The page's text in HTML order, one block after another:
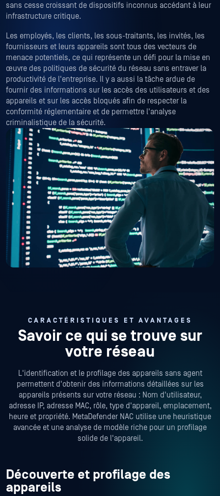
sans cesse croissant de dispositifs inconnus accédant à leur
infrastructure critique.
Les employés, les clients, les sous-traitants, les invités, les
fournisseurs et leurs appareils sont tous des vecteurs de
menace potentiels, ce qui représente un défi pour la mise en
œuvre des politiques de sécurité du réseau sans entraver la
productivité de l'entreprise. Il y a aussi la tâche ardue de
fournir des informations sur les accès des utilisateurs et des
appareils et sur les accès bloqués afin de respecter la
conformité réglementaire et de permettre l'analyse
criminalistique de la sécurité.
CARACTÉRISTIQUES ET AVANTAGES
Savoir ce qui se trouve sur
votre réseau
L'identification et le profilage des appareils sans agent
permettent d'obtenir des informations détaillées sur les
appareils présents sur votre réseau : Nom d'utilisateur,
adresse IP, adresse MAC, rôle, type d'appareil, emplacement,
heure et propriété. MetaDefender NAC utilise une heuristique
avancée et une analyse de modèle riche pour un profilage
solide de l'appareil.
Découverte et profilage des
appareils